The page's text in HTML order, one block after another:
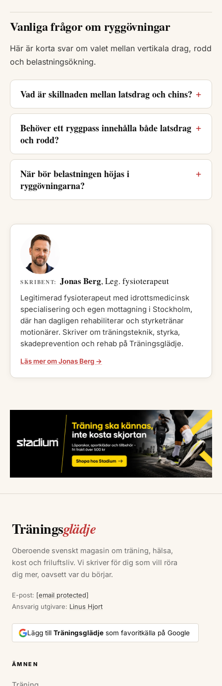
Vanliga frågor om ryggövningar
Här är korta svar om valet mellan vertikala drag, rodd
och belastningsökning.
Vad är skillnaden mellan latsdrag och chins?
Behöver ett ryggpass innehålla både latsdrag
och rodd?
När bör belastningen höjas i
ryggövningarna?
SKRIBENT: Jonas Berg, Leg. fysioterapeut
Legitimerad fysioterapeut med idrottsmedicinsk
specialisering och egen mottagning i Stockholm,
där han dagligen rehabiliterar och styrketränar
motionärer. Skriver om träningsteknik, styrka,
skadeprevention och rehab på Träningsglädje.
Läs mer om Jonas Berg →
Träningsglädje
Oberoende svenskt magasin om träning, hälsa,
kost och friluftsliv. Vi skriver för dig som vill röra
dig mer, oavsett var du börjar.
E-post: [email protected]
Ansvarig utgivare: Linus Hjort
Lägg till Träningsglädje som favoritkälla på Google
ÄMNEN